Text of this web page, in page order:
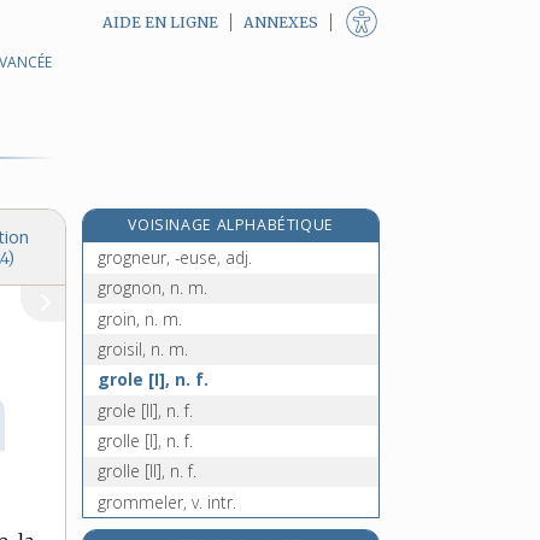
AIDE EN LIGNE ANNEXES
VOISINAGE ALPHABÉTIQUE
grognerie, n. f.
grogneur, -euse, adj.
grognon, n. m.
groin, n. m.
groisil, n. m.
grole [I], n. f.
grole [II], n. f.
grolle [I], n. f.
grolle [II], n. f.
grommeler, v. intr.
grommellement, n. m.